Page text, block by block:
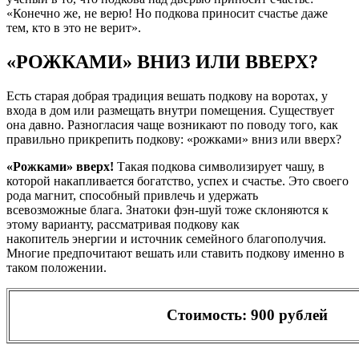
«Конечно же, не верю! Но подкова приносит счастье даже
тем, кто в это не верит».
«РОЖКАМИ» ВНИЗ ИЛИ ВВЕРХ?
Есть старая добрая традиция вешать подкову на воротах, у
входа в дом или размещать внутри помещения. Существует
она давно. Разногласия чаще возникают по поводу того, как
правильно прикрепить подкову: «рожками» вниз или вверх?
«Рожками» вверх! Такая подкова символизирует чашу, в
которой накапливается богатство, успех и счастье. Это своего
рода магнит, способный привлечь и удержать
всевозможные блага. Знатоки фэн-шуй тоже склоняются к
этому варианту, рассматривая подкову как
накопитель энергии и источник семейного благополучия.
Многие предпочитают вешать или ставить подкову именно в
таком положении.
Стоимость: 900 рублей